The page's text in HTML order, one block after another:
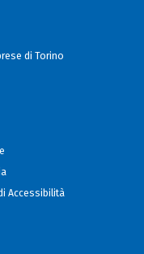
di Torino
Accessibilità